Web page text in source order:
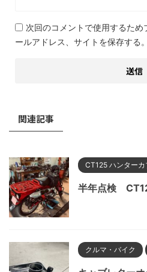
次回のコメントで使用するた
ールアドレス、サイトを保存する。
関連記事
CT125 ハンターカ
半年点検
クルマ・バイク